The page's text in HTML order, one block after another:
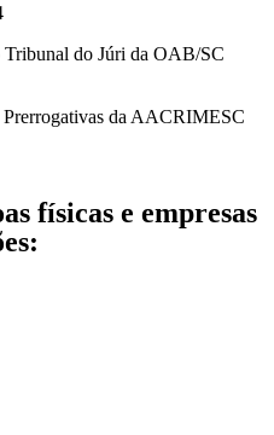
Tribunal do Júri da OAB/SC
Prerrogativas da AACRIMESC
físicas e empresas